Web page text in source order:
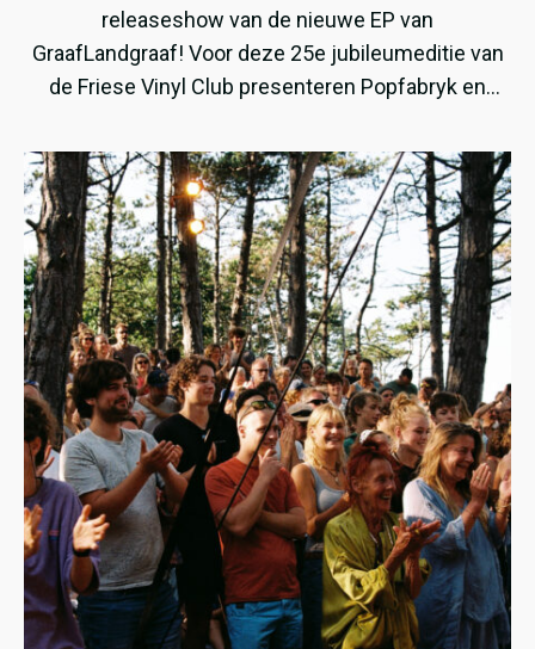
releaseshow van de nieuwe EP van
GraafLandgraaf! Voor deze 25e jubileumeditie van
de Friese Vinyl Club presenteren Popfabryk en
Violence‘.